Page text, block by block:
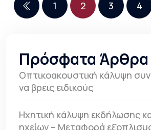
1 2 3 4
Πρόσφατα Άρθρα
Οπτικοακουστική κάλυψη
να βρεις ειδικούς
Ηχητική κάλυψη εκδήλωσης
ηχείων – Μεταφορά